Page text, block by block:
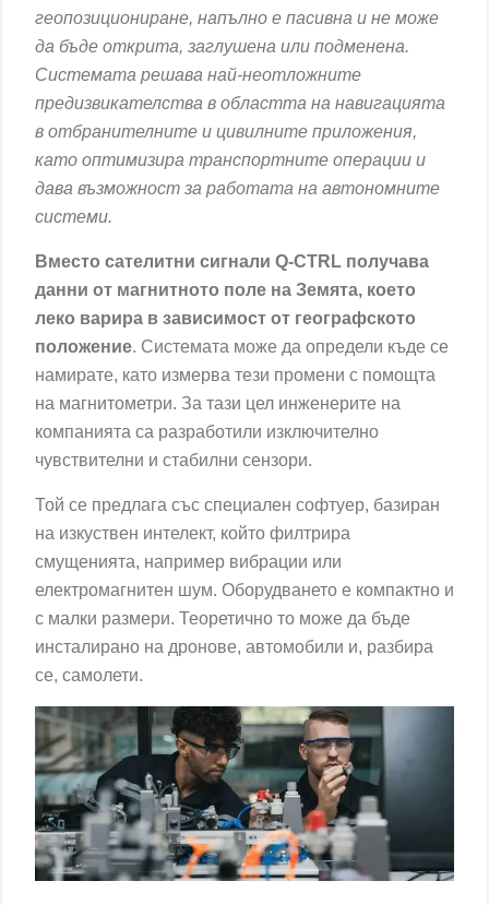
геопозициониране, напълно е пасивна и не може
да бъде открита, заглушена или подменена.
Системата решава най-неотложните
предизвикателства в областта на навигацията
в отбранителните и цивилните приложения,
като оптимизира транспортните операции и
дава възможност за работата на автономните
системи.
Вместо сателитни сигнали Q-CTRL получава
данни от магнитното поле на Земята, което
леко варира в зависимост от географското
положение. Системата може да определи къде се
намирате, като измерва тези промени с помощта
на магнитометри. За тази цел инженерите на
компанията са разработили изключително
чувствителни и стабилни сензори.
Той се предлага със специален софтуер, базиран
на изкуствен интелект, който филтрира
смущенията, например вибрации или
електромагнитен шум. Оборудването е компактно и
с малки размери. Теоретично то може да бъде
инсталирано на дронове, автомобили и, разбира
се, самолети.